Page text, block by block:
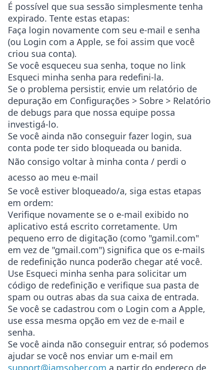
É possível que sua sessão simplesmente tenha
expirado. Tente estas etapas:
Faça login novamente com seu e-mail e senha
(ou Login com a Apple, se foi assim que você
criou sua conta).
Se você esqueceu sua senha, toque no link
Esqueci minha senha para redefini-la.
Se o problema persistir, envie um relatório de
depuração em Configurações > Sobre > Relatório
de debugs para que nossa equipe possa
investigá-lo.
Se você ainda não conseguir fazer login, sua
conta pode ter sido bloqueada ou banida.
Não consigo voltar à minha conta / perdi o
acesso ao meu e-mail
Se você estiver bloqueado/a, siga estas etapas
em ordem:
Verifique novamente se o e-mail exibido no
aplicativo está escrito corretamente. Um
pequeno erro de digitação (como "gamil.com"
em vez de "gmail.com") significa que os e-mails
de redefinição nunca poderão chegar até você.
Use Esqueci minha senha para solicitar um
código de redefinição e verifique sua pasta de
spam ou outras abas da sua caixa de entrada.
Se você se cadastrou com o Login com a Apple,
use essa mesma opção em vez de e-mail e
senha.
Se você ainda não conseguir entrar, só podemos
ajudar se você nos enviar um e-mail em
support@iamsober.com a partir do endereço de